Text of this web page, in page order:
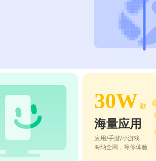
30W 款
海量应用
应用/手游/小游戏
海纳全网，等你体验